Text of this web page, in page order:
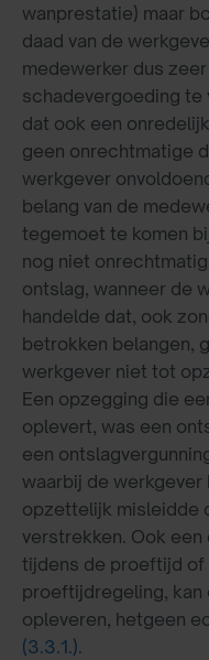
wanprestatie) maar
daad van de
medewerker dus
schadevergoeding te
dat ook een
geen onrechtmatige
werkgever
belang van de
tegemoet te komen
nog niet
ontslag, wanneer de
handelde dat, ook
betrokken belangen,
werkgever niet tot
Een opzegging die
oplevert, was een
een
waarbij de
opzettelijk misleidde
verstrekken. Ook
tijdens de proeftijd of
proeftijdregeling, kan
opleveren, hetgeen
(3.3.1.).